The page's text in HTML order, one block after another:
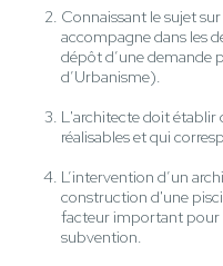
Connaissant le sujet
accompagne dans les
dépôt d’une demande
d’Urbanisme).
L'architecte doit établir
réalisables et qui
L’intervention d’un
construction d'une
facteur important pour
subvention.